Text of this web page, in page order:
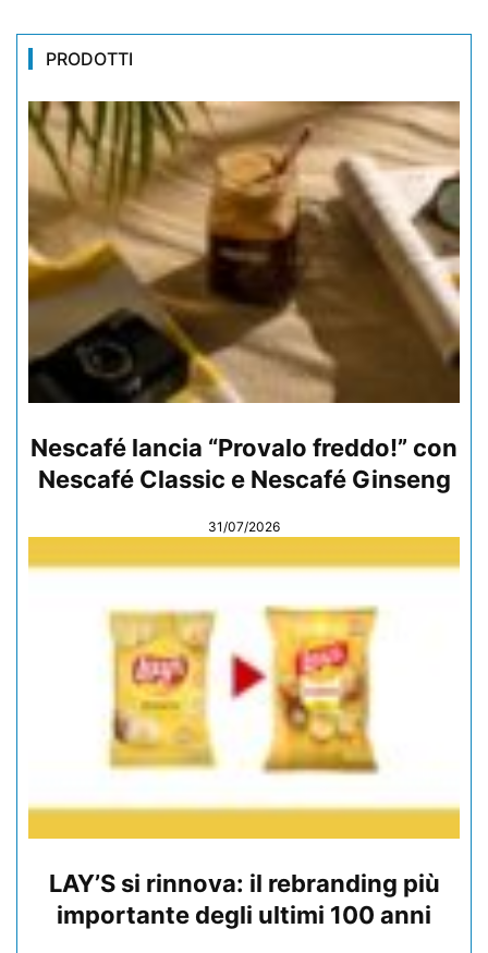
PRODOTTI
Nescafé lancia “Provalo freddo!” con
Nescafé Classic e Nescafé Ginseng
31/07/2026
LAY’S si rinnova: il rebranding più
importante degli ultimi 100 anni